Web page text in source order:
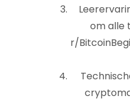
om alle
r/